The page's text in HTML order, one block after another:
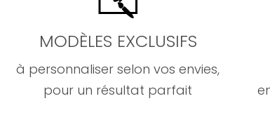
MODÈLES EXCLUSIFS
à personnaliser selon vos envies,
pour un résultat parfait